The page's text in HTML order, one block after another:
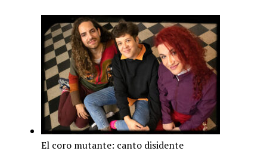
El coro mutante: canto disidente